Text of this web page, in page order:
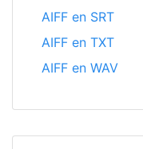
AIFF en SRT
AIFF en TXT
AIFF en WAV